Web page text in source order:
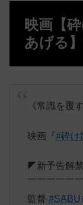
映画【
あげる
《常識を覆
映画『#砕け
◤新予告解
￣￣￣￣￣
監督 #SABU